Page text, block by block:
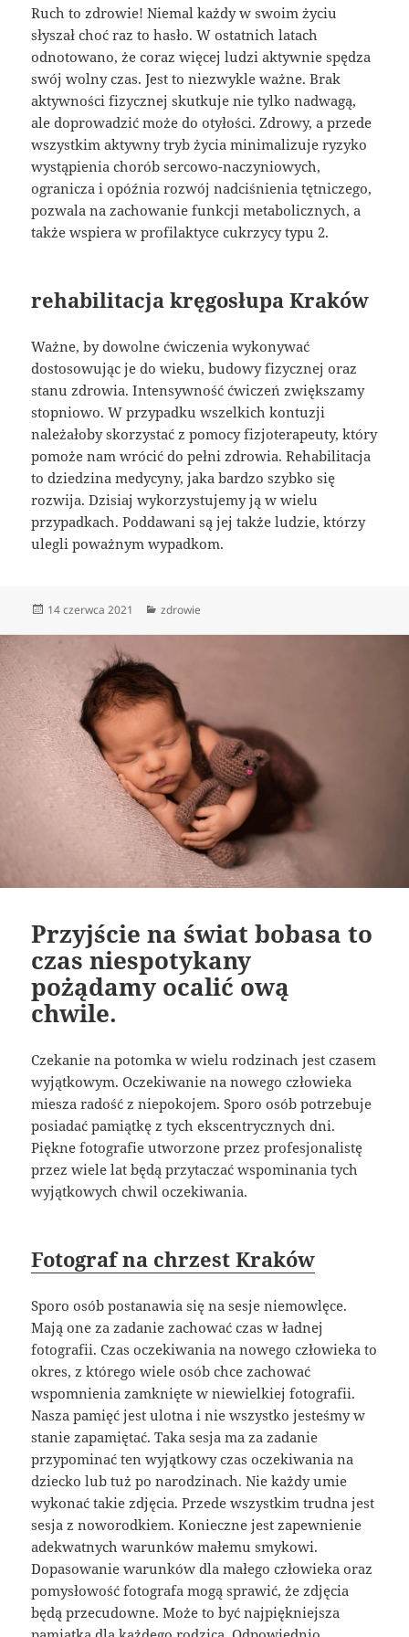
Ruch to zdrowie! Niemal każdy w swoim życiu
słyszał choć raz to hasło. W ostatnich latach
odnotowano, że coraz więcej ludzi aktywnie spędza
swój wolny czas. Jest to niezwykle ważne. Brak
aktywności fizycznej skutkuje nie tylko nadwagą,
ale doprowadzić może do otyłości. Zdrowy, a przede
wszystkim aktywny tryb życia minimalizuje ryzyko
wystąpienia chorób sercowo-naczyniowych,
ogranicza i opóźnia rozwój nadciśnienia tętniczego,
pozwala na zachowanie funkcji metabolicznych, a
także wspiera w profilaktyce cukrzycy typu 2.
rehabilitacja kręgosłupa Kraków
Ważne, by dowolne ćwiczenia wykonywać
dostosowując je do wieku, budowy fizycznej oraz
stanu zdrowia. Intensywność ćwiczeń zwiększamy
stopniowo. W przypadku wszelkich kontuzji
należałoby skorzystać z pomocy fizjoterapeuty, który
pomoże nam wrócić do pełni zdrowia. Rehabilitacja
to dziedzina medycyny, jaka bardzo szybko się
rozwija. Dzisiaj wykorzystujemy ją w wielu
przypadkach. Poddawani są jej także ludzie, którzy
ulegli poważnym wypadkom.
Data
14 czerwca 2021 Kategorie
zdrowie
Przyjście na świat bobasa to
czas niespotykany
pożądamy ocalić ową
chwile.
Czekanie na potomka w wielu rodzinach jest czasem
wyjątkowym. Oczekiwanie na nowego człowieka
miesza radość z niepokojem. Sporo osób potrzebuje
posiadać pamiątkę z tych ekscentrycznych dni.
Piękne fotografie utworzone przez profesjonalistę
przez wiele lat będą przytaczać wspominania tych
wyjątkowych chwil oczekiwania.
Fotograf na chrzest Kraków
Sporo osób postanawia się na sesje niemowlęce.
Mają one za zadanie zachować czas w ładnej
fotografii. Czas oczekiwania na nowego człowieka to
okres, z którego wiele osób chce zachować
wspomnienia zamknięte w niewielkiej fotografii.
Nasza pamięć jest ulotna i nie wszystko jesteśmy w
stanie zapamiętać. Taka sesja ma za zadanie
przypominać ten wyjątkowy czas oczekiwania na
dziecko lub tuż po narodzinach. Nie każdy umie
wykonać takie zdjęcia. Przede wszystkim trudna jest
sesja z noworodkiem. Konieczne jest zapewnienie
adekwatnych warunków małemu smykowi.
Dopasowanie warunków dla małego człowieka oraz
pomysłowość fotografa mogą sprawić, że zdjęcia
będą przecudowne. Może to być najpiękniejsza